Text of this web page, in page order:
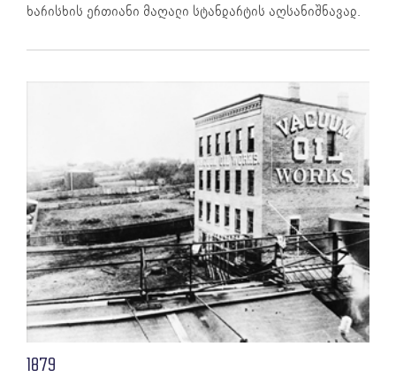
ხარისხის ერთიანი მაღალი სტანდარტის აღსანიშნავად.
1879